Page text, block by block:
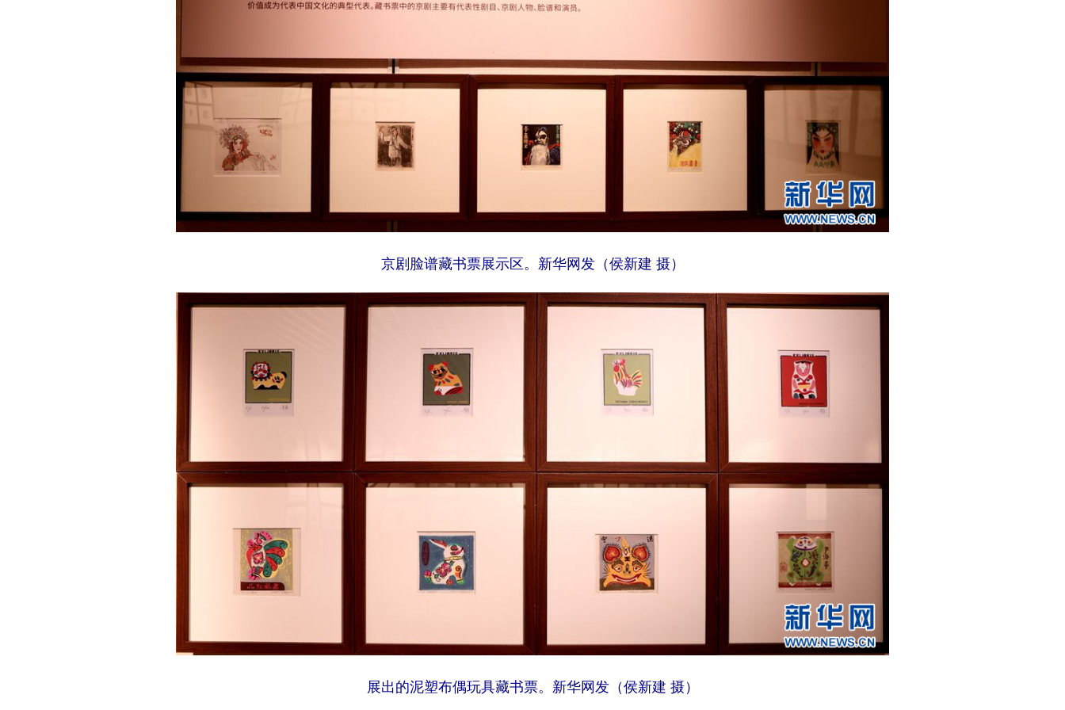
京剧脸谱藏书票展示区。新华网发（侯新建 摄）
展出的泥塑布偶玩具藏书票。新华网发（侯新建 摄）